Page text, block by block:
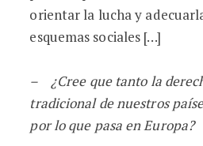
orientar la lucha y
esquemas sociales […]
– ¿Cree que tanto la
tradicional de nuestros
por lo que pasa en Europa?